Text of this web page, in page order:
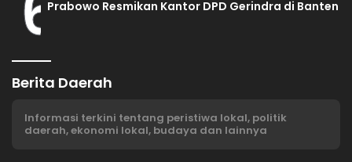
Prabowo Resmikan Kantor DPD Gerindra di Banten
Berita Daerah
Informasi terkini tentang peristiwa lokal, politik
daerah, ekonomi lokal, budaya dan lainnya